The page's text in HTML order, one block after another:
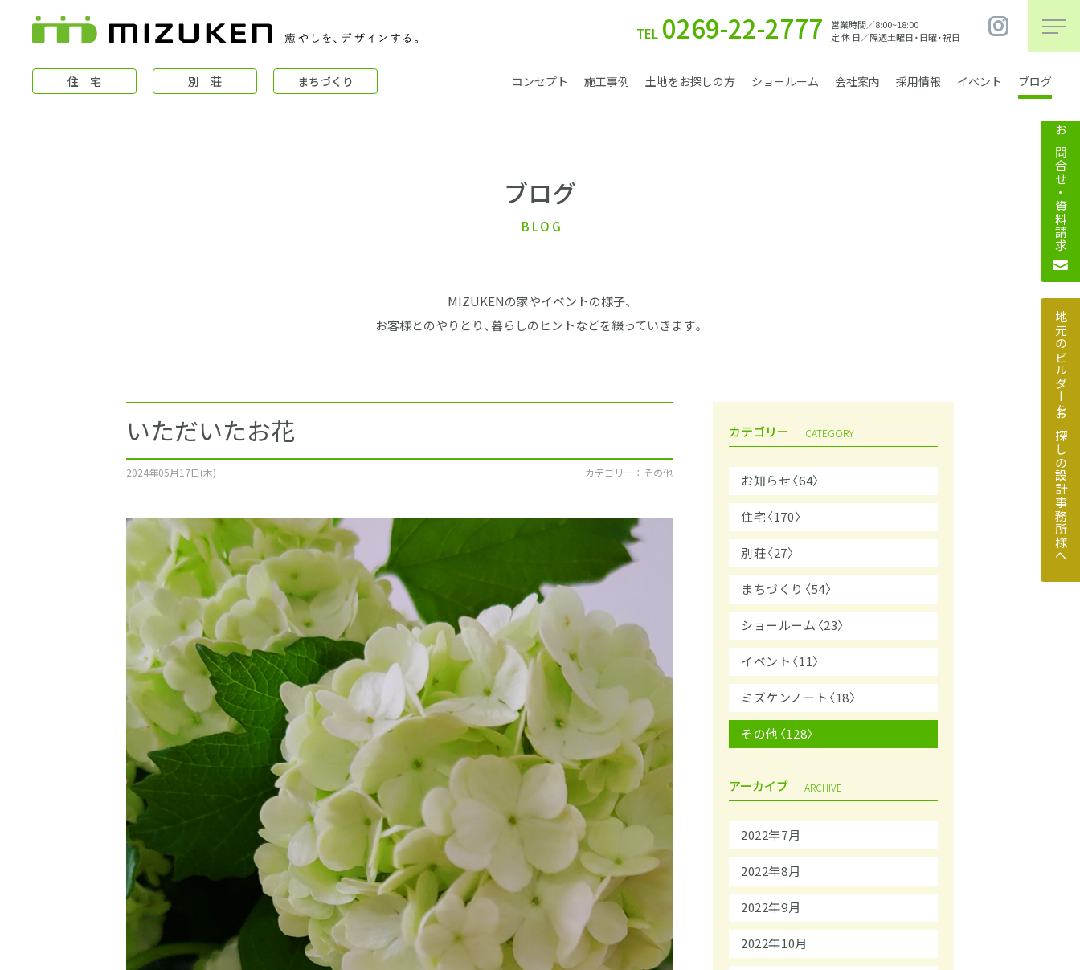
TEL 0269-22-2777
営業時間／8:00~18:00
定 休 日／隔週土曜日・日曜・祝日
住 宅 別 荘 まちづくり コンセプト 施工事例 土地をお探しの方 ショールーム 会社案内 採用情報 イベント ブログ
別 荘
会社案内
土地をお探しの方
ショールーム ブログ
お問合せ・資料請求 地元のビルダーを お探しの設計事務所様へ
ブログ
BLOG
MIZUKENの家やイベントの様子、
お客様とのやりとり、暮らしのヒントなどを綴っていきます。
いただいたお花
2024年05月17日(木) カテゴリー ： その他
カテゴリー CATEGORY
お知らせ〈64〉
住宅〈170〉
別荘〈27〉
まちづくり〈54〉
ショールーム〈23〉
イベント〈11〉
ミズケンノート〈18〉
その他〈128〉
アーカイブ ARCHIVE
2022年7月
2022年8月
2022年9月
2022年10月
お問合せ・資料請求
地元のビルダーをお探しの設計事務所様へ